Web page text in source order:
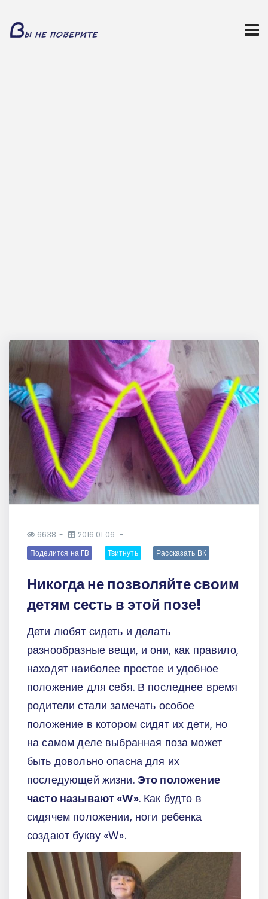
6638
2016.01.06
Поделится на FB
Твитнуть Рассказать ВК
Никогда не позволяйте своим
детям сесть в этой позе!
Дети любят сидеть и делать
разнообразные вещи, и они, как правило,
находят наиболее простое и удобное
положение для себя. В последнее время
родители стали замечать особое
положение в котором сидят их дети, но
на самом деле выбранная поза может
быть довольно опасна для их
последующей жизни. Это положение
часто называют «W». Как будто в
сидячем положении, ноги ребенка
создают букву «W».